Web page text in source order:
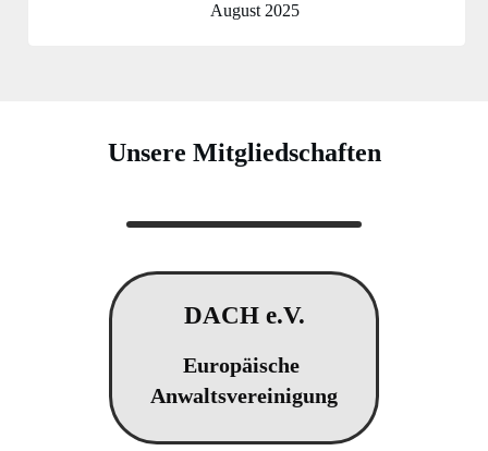
August 2025
Unsere Mitgliedschaften
DACH e.V.
Europäische
Anwaltsvereinigung